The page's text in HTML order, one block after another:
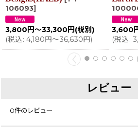
106093]
3,800 円～33,300 円 (税別)
(税込: 4,180円～36,630円)
3,600
(税込:
レビュー
0件のレビュー